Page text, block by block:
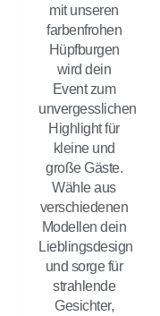
mit unseren
farbenfrohen
Hüpfburgen
wird dein
Event zum
unvergesslichen
Highlight für
kleine und
große Gäste.
Wähle aus
verschiedenen
Modellen dein
Lieblingsdesign
und sorge für
strahlende
Gesichter,